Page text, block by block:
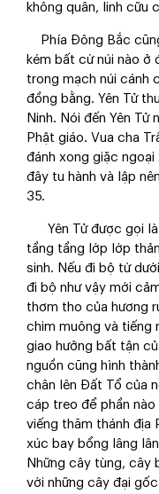
không quân, linh cữu
Phía Đông Bắc
kém bất cứ núi nào ở
trong mạch núi cánh
đồng bằng. Yên Tử
Ninh. Nói đến Yên Tử
Phật giáo. Vua cha
đánh xong giặc
đây tu hành và lập
35.
Yên Tử được gọi là
tầng tầng lớp lớp
sinh. Nếu đi bộ từ
đi bộ như vậy mới
thơm tho của hương
chim muông và tiếng
giao hưởng bất tận
nguồn cũng hình
chân lên Đất Tổ của
cáp treo để phần
viếng thăm thánh địa
xúc bay bổng lâng
Những cây tùng, cây
với những cây đại